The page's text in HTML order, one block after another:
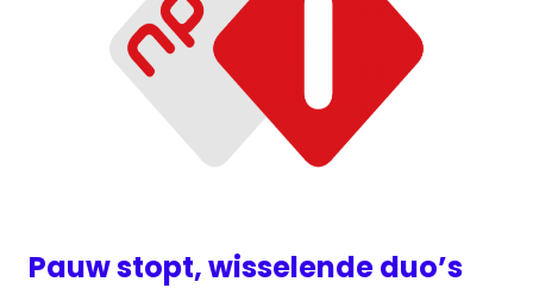
Pauw stopt, wisselende duo’s